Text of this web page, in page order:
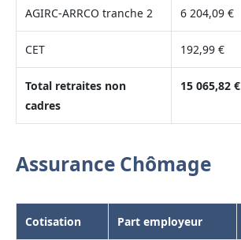
AGIRC-ARRCO tranche 2 6 204,09 €
CET 192,99 €
Total retraites non
cadres
15 065,82 €
Assurance Chômage
Cotisation Part employeur